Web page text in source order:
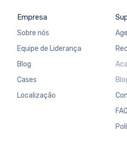
Empresa
Sobre nós
Equipe de Liderança
Blog
Cases
Localização
FAQ